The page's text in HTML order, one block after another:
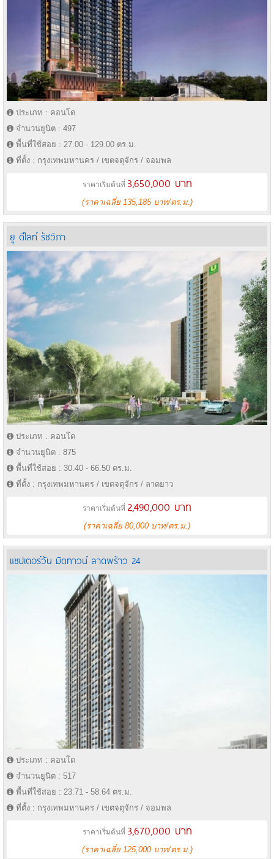
ประเภท : คอนโด
จำนวนยูนิต : 497
พื้นที่ใช้สอย : 27.00 - 129.00 ตร.ม.
ที่ตั้ง : กรุงเทพมหานคร / เขตจตุจักร / จอมพล
ราคาเริ่มต้นที่ 3,650,000 บาท
(ราคาเฉลี่ย 135,185 บาท/ตร.ม.)
ยู ดีไลท์ รัชวิภา
ประเภท : คอนโด
จำนวนยูนิต : 875
พื้นที่ใช้สอย : 30.40 - 66.50 ตร.ม.
ที่ตั้ง : กรุงเทพมหานคร / เขตจตุจักร / ลาดยาว
ราคาเริ่มต้นที่ 2,490,000 บาท
(ราคาเฉลี่ย 80,000 บาท/ตร.ม.)
แชปเตอร์วัน มิดทาวน์ ลาดพร้าว 24
ประเภท : คอนโด
จำนวนยูนิต : 517
พื้นที่ใช้สอย : 23.71 - 58.64 ตร.ม.
ที่ตั้ง : กรุงเทพมหานคร / เขตจตุจักร / จอมพล
ราคาเริ่มต้นที่ 3,670,000 บาท
(ราคาเฉลี่ย 125,000 บาท/ตร.ม.)